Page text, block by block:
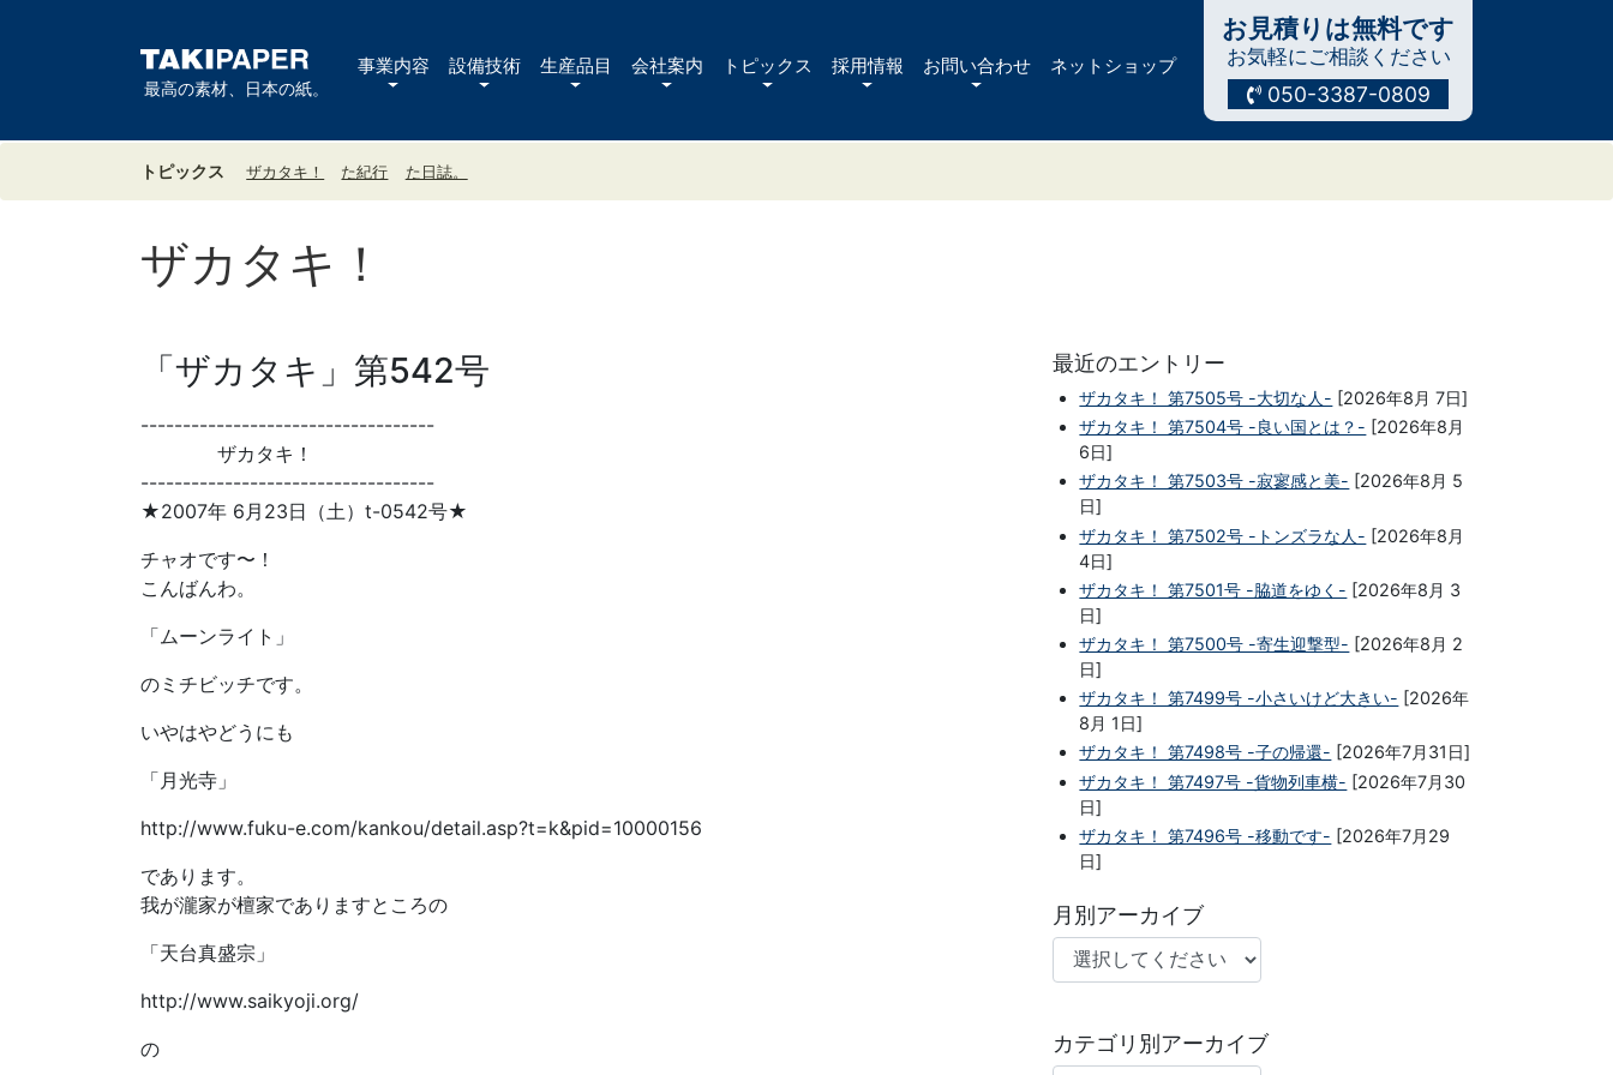
最高の素材、日本の紙。
事業内容 設備技術 生産品目 会社案内 トピックス 採用情報 お問い合わせ ネットショップ
お見積りは無料です
お気軽にご相談ください
050-3387-0809
トピックス ザカタキ！ た紀行 た日誌。
ザカタキ！
「ザカタキ」第542号
-----------------------------------
ザカタキ！
-----------------------------------
★2007年 6月23日（土）t-0542号★
チャオです〜！
こんばんわ。
「ムーンライト」
のミチビッチです。
いやはやどうにも
「月光寺」
http://www.fuku-e.com/kankou/detail.asp?t=k&pid=10000156
であります。
我が瀧家が檀家でありますところの
「天台真盛宗」
http://www.saikyoji.org/
の
最近のエントリー
ザカタキ！ 第7505号 -大切な人- [2026年8月 7日]
ザカタキ！ 第7504号 -良い国とは？- [2026年8月
6日]
ザカタキ！ 第7503号 -寂寥感と美- [2026年8月 5
日]
ザカタキ！ 第7502号 -トンズラな人- [2026年8月
4日]
ザカタキ！ 第7501号 -脇道をゆく- [2026年8月 3
日]
ザカタキ！ 第7500号 -寄生迎撃型- [2026年8月 2
日]
ザカタキ！ 第7499号 -小さいけど大きい- [2026年
8月 1日]
ザカタキ！ 第7498号 -子の帰還- [2026年7月31日]
ザカタキ！ 第7497号 -貨物列車横- [2026年7月30
日]
ザカタキ！ 第7496号 -移動です- [2026年7月29
日]
月別アーカイブ
カテゴリ別アーカイブ